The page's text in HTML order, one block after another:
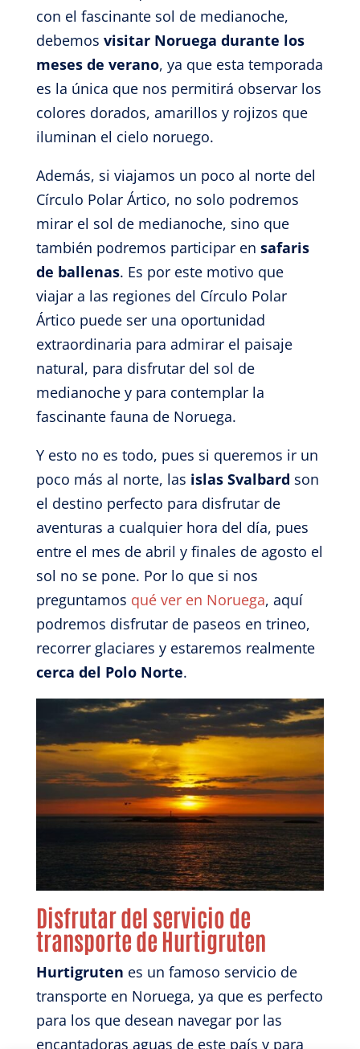
con el fascinante sol de medianoche,
debemos visitar Noruega durante los
meses de verano, ya que esta temporada
es la única que nos permitirá observar los
colores dorados, amarillos y rojizos que
iluminan el cielo noruego.
Además, si viajamos un poco al norte del
Círculo Polar Ártico, no solo podremos
mirar el sol de medianoche, sino que
también podremos participar en safaris
de ballenas. Es por este motivo que
viajar a las regiones del Círculo Polar
Ártico puede ser una oportunidad
extraordinaria para admirar el paisaje
natural, para disfrutar del sol de
medianoche y para contemplar la
fascinante fauna de Noruega.
Y esto no es todo, pues si queremos ir un
poco más al norte, las islas Svalbard son
el destino perfecto para disfrutar de
aventuras a cualquier hora del día, pues
entre el mes de abril y finales de agosto el
sol no se pone. Por lo que si nos
preguntamos qué ver en Noruega, aquí
podremos disfrutar de paseos en trineo,
recorrer glaciares y estaremos realmente
cerca del Polo Norte.
Disfrutar del servicio de
transporte de Hurtigruten
Hurtigruten es un famoso servicio de
transporte en Noruega, ya que es perfecto
para los que desean navegar por las
encantadoras aguas de este país y para